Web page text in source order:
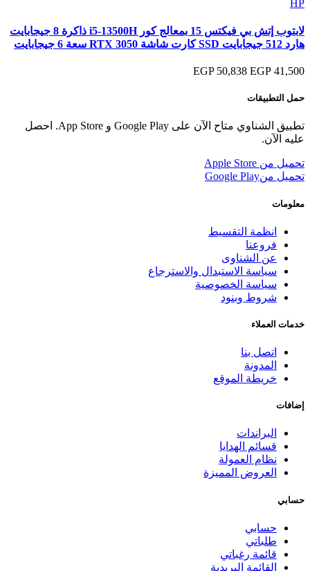
HP
لابتوب إتش بي فيكتس 15 بمعالج كور i5-13500H ذاكرة 8 جيجابايت
هارد 512 جيجابايت SSD كارت شاشة RTX 3050 سعة 6 جيجابايت
41,500 EGP
50,838 EGP
حمل التطبيقات
تطبيق الشناوي متاح الآن على Google Play و App Store. احصل
عليه الآن.
تحميل من Apple Store
تحميل منGoogle Play
معلومات
انظمة التقسيط
فروعنا
عن الشناوى
سياسة الاستبدال والاسترجاع
سياسة الخصوصية
شروط وبنود
خدمات العملاء
اتصل بنا
المدونة
خريطة الموقع
إضافات
البراندات
قسائم الهدايا
نظام العمولة
العروض المميزة
حسابي
حسابي
طلباتي
قائمة رغباتي
القائمة البريدية